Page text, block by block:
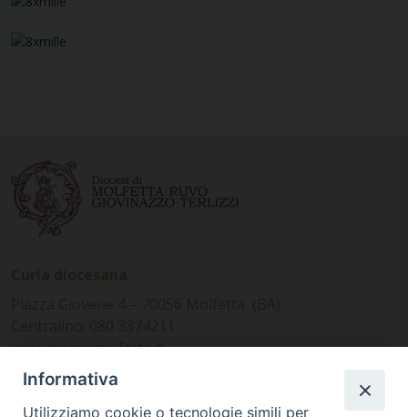
www.diocesimolfetta.it –
diocesimolfetta@pec.chiesacattolica.it
Informativa
Utilizziamo cookie o tecnologie simili per